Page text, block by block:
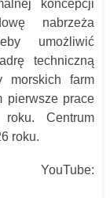
koncepcji
nabrzeża
umożliwić
techniczną
morskich farm
pierwsze prace
Centrum
roku.